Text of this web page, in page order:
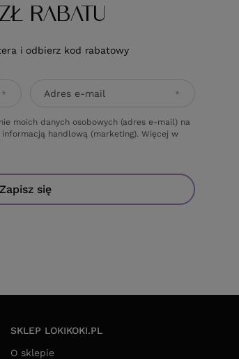
RABATU
i odbierz kod rabatowy
Adres e-mail
moich danych osobowych (adres e-mail) na
handlową (marketing). Więcej w
Zapisz się
SKLEP LOKIKOKI.PL
O sklepie